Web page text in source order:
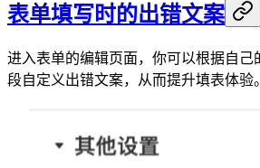
表单填写时的出错文案
进入表单的编辑页面，你可以根据自己
段自定义出错文案，从而提升填表体验